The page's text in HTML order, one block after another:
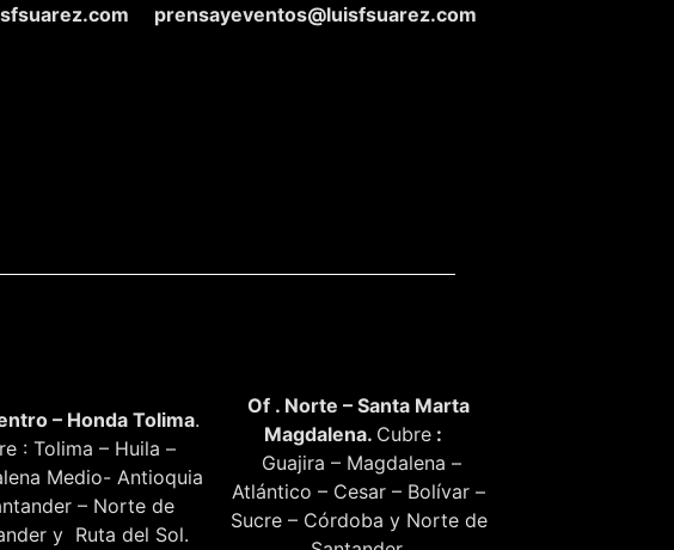
prensayeventos@luisfsuarez.com
– Honda Tolima.
: Tolima – Huila –
Medio- Antioquia
– Norte de
y Ruta del Sol.
Of . Norte – Santa Marta
Magdalena. Cubre :
Guajira – Magdalena –
Atlántico – Cesar – Bolívar –
Sucre – Córdoba y Norte de